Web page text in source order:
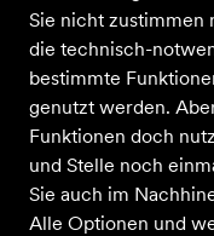
Sie nicht zustimmen
die technisch-
bestimmte
genutzt werden.
Funktionen doch
und Stelle noch
Sie auch im
Alle Optionen und
Traick 5 SL